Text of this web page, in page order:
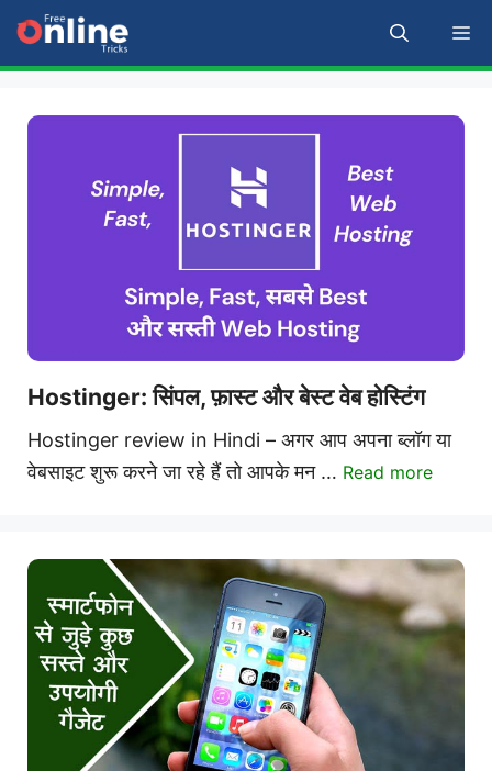
Skip
content
Hostinger: सिंपल, फ़ास्ट और बेस्ट वेब होस्टिंग
Hostinger review in Hindi – अगर आप अपना ब्लॉग या
वेबसाइट शुरू करने जा रहे हैं तो आपके मन … Read more